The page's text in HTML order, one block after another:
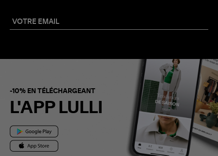
-10% EN TÉLÉCHARGEANT
L'APP LULLI